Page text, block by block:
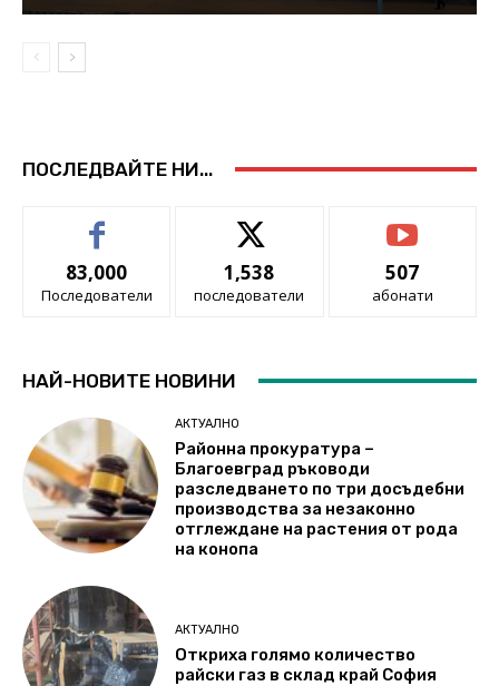
ПОСЛЕДВАЙТЕ НИ...
83,000
Последователи
1,538
последователи
507
абонати
НАЙ-НОВИТЕ НОВИНИ
АКТУАЛНО
Районна прокуратура –
Благоевград ръководи
разследването по три досъдебни
производства за незаконно
отглеждане на растения от рода
на конопа
АКТУАЛНО
Откриха голямо количество
райски газ в склад край София